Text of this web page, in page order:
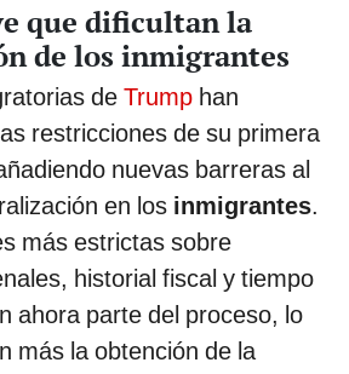
que dificultan la
de los inmigrantes
de Trump han
restricciones de su primera
nuevas barreras al
en los inmigrantes.
más estrictas sobre
historial fiscal y tiempo
ahora parte del proceso, lo
más la obtención de la